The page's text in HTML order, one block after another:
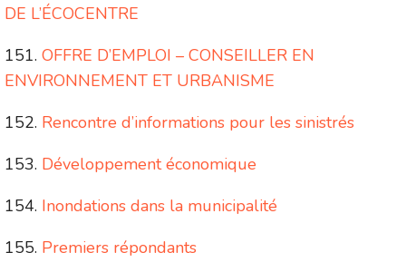
DE L’ÉCOCENTRE
OFFRE D’EMPLOI – CONSEILLER EN
ENVIRONNEMENT ET URBANISME
Rencontre d’informations pour les sinistrés
Développement économique
Inondations dans la municipalité
Premiers répondants